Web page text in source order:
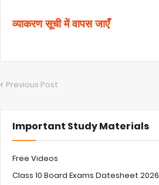
व्याकरण सूची में वापस जाएँ
Previous Post
Important Study Materials
Free Videos
Class 10 Board Exams Datesheet 2026